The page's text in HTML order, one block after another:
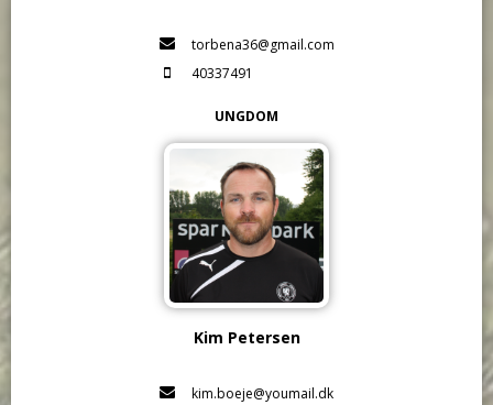
torbena36@gmail.com
40337491
UNGDOM
Kim Petersen
kim.boeje@youmail.dk